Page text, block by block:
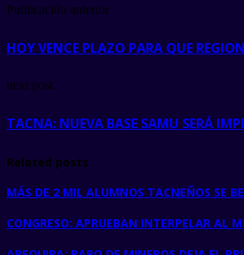
Publicación anterior
HOY VENCE PLAZO PARA QUE
next post
TACNA: NUEVA BASE SAMU SERÁ
Related posts
MÁS DE 2 MIL ALUMNOS TACNEÑOS SE
CONGRESO: APRUEBAN INTERPELAR AL